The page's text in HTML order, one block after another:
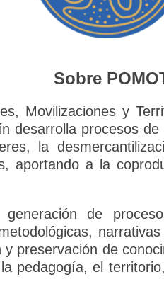
Sobre
Movilizaciones y
desarrolla procesos
la
aportando a la
de
preservación de
pedagogía, el